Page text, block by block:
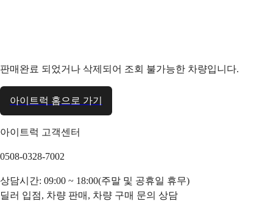
판매완료 되었거나 삭제되어 조회 불가능한 차량입니다.
아이트럭 홈으로 가기
아이트럭 고객센터
0508-0328-7002
상담시간: 09:00 ~ 18:00(주말 및 공휴일 휴무)
딜러 입점, 차량 판매, 차량 구매 문의 상담